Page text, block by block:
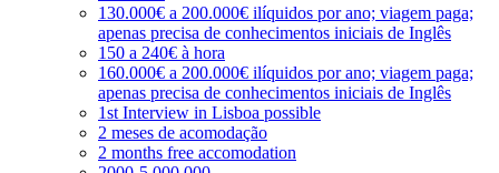
130.000€ a 200.000€ ilíquidos por ano; viagem paga;
apenas precisa de conhecimentos iniciais de Inglês
150 a 240€ à hora
160.000€ a 200.000€ ilíquidos por ano; viagem paga;
apenas precisa de conhecimentos iniciais de Inglês
1st Interview in Lisboa possible
2 meses de acomodação
2 months free accomodation